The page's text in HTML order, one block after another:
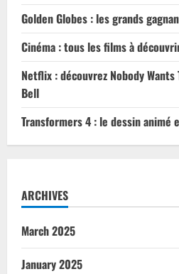
Golden Globes : les grands
Cinéma : tous les films à
Netflix : découvrez Nobody
Bell
Transformers 4 : le dessin animé
ARCHIVES
March 2025
January 2025